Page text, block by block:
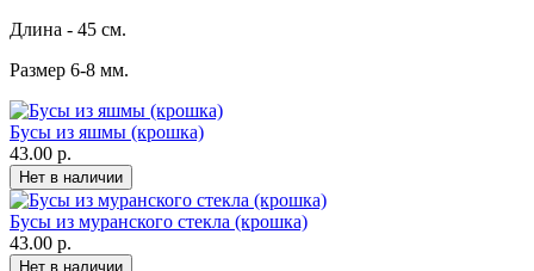
Длина - 45 см.
Размер 6-8 мм.
Бусы из яшмы (крошка)
43.00 р.
Бусы из муранского стекла (крошка)
43.00 р.